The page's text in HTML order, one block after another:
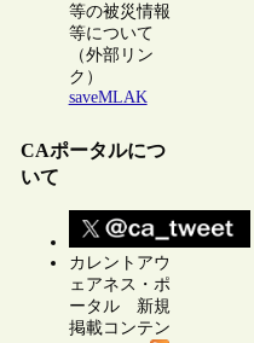
等の被災情報
等について
（外部リン
ク）
saveMLAK
CAポータルにつ
いて
カレントアウ
ェアネス・ポ
ータル 新規
掲載コンテン